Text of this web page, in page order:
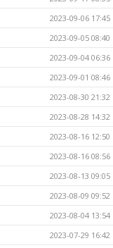
2023-09-06 17:45
2023-09-05 08:40
2023-09-04 06:36
2023-09-01 08:46
2023-08-30 21:32
2023-08-28 14:32
2023-08-16 12:50
2023-08-16 08:56
2023-08-13 09:05
2023-08-09 09:52
2023-08-04 13:54
2023-07-29 16:42